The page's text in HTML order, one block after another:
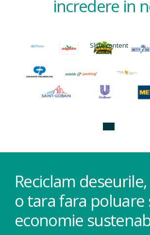
incredere in
Slide content
Reciclam
o tara fara poluare
economie